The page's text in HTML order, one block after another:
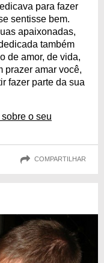
para fazer
sentisse bem.
apaixonadas,
também
de amor, de vida,
prazer amar você,
fazer parte da sua
o seu
COMPARTILHAR